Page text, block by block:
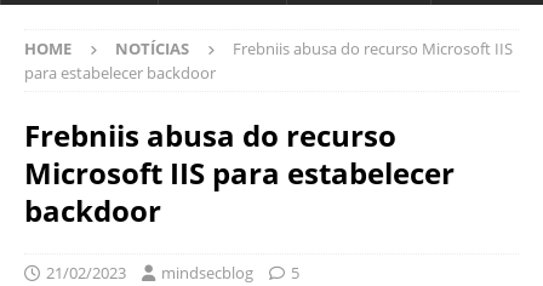
HOME NOTÍCIAS
Frebniis abusa do recurso Microsoft IIS
para estabelecer backdoor
Frebniis abusa do recurso
Microsoft IIS para estabelecer
backdoor
21/02/2023 mindsecblog 5